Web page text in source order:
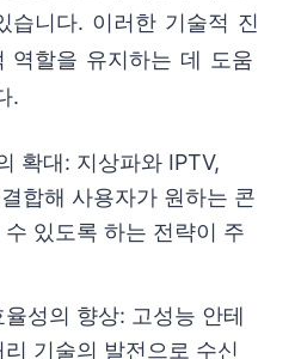
습니다. 이러한 기술적 진
역할을 유지하는 데 도움
.
확대: 지상파와 IPTV,
합해 사용자가 원하는 콘
있도록 하는 전략이 주
성의 향상: 고성능 안테
기술의 발전으로 수신